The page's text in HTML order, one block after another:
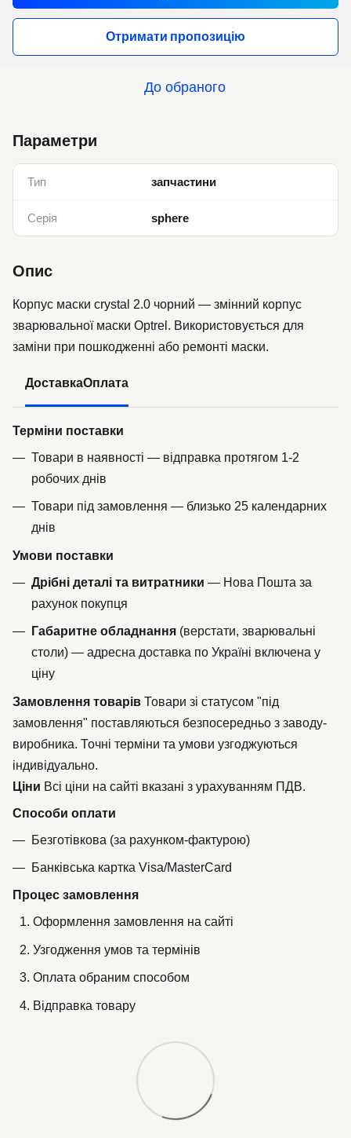
Отримати пропозицію
До обраного
Параметри
Тип запчастини
Серія sphere
Опис
Корпус маски crystal 2.0 чорний — змінний корпус
зварювальної маски Optrel. Використовується для
заміни при пошкодженні або ремонті маски.
ДоставкаОплата
Терміни поставки
Товари в наявності — відправка протягом 1-2
робочих днів
Товари під замовлення — близько 25 календарних
днів
Умови поставки
Дрібні деталі та витратники — Нова Пошта за
рахунок покупця
Габаритне обладнання (верстати, зварювальні
столи) — адресна доставка по Україні включена у
ціну
Замовлення товарів Товари зі статусом "під
замовлення" поставляються безпосередньо з заводу-
виробника. Точні терміни та умови узгоджуються
індивідуально.
Ціни Всі ціни на сайті вказані з урахуванням ПДВ.
Способи оплати
Безготівкова (за рахунком-фактурою)
Банківська картка Visa/MasterCard
Процес замовлення
Оформлення замовлення на сайті
Узгодження умов та термінів
Оплата обраним способом
Відправка товару